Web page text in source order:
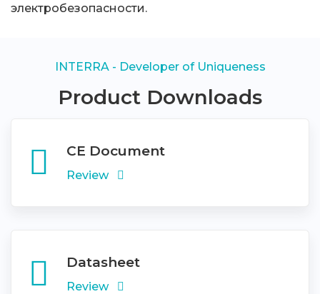
электробезопасности.
INTERRA - Developer of Uniqueness
Product Downloads
CE Document
Review
Datasheet
Review